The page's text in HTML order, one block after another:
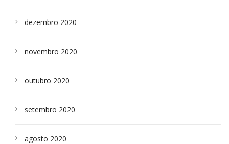
dezembro 2020
novembro 2020
outubro 2020
setembro 2020
agosto 2020